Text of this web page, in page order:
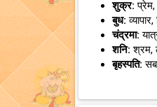
शुक्र: प्रेम,
बुध:
चंद्रमा:
शनि: श्रम,
बृहस्पति: